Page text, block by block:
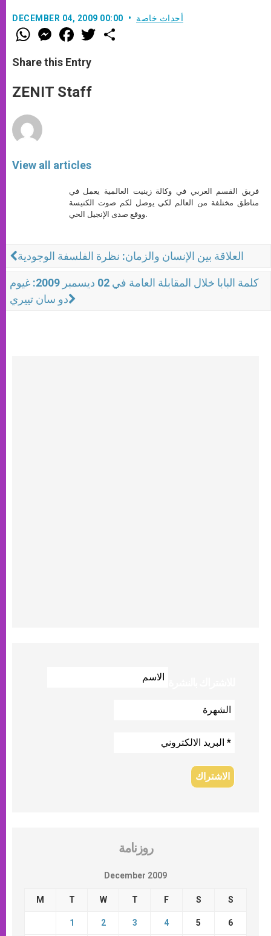
DECEMBER 04, 2009 00:00 أحداث خاصة
W
h
t
s
p
p
M
e
s
e
g
e
F
a
e
b
o
k
w
Share this Entry
ZENIT Staff
View all articles
فريق القسم العربي في وكالة زينيت العالمية يعمل في
مناطق مختلفة من العالم لكي يوصل لكم صوت الكنيسة
ووقع صدى الإنجيل الحي.
العلاقة بين الإنسان والزمان: نظرة الفلسفة الوجودية
كلمة البابا خلال المقابلة العامة في 02 ديسمبر 2009: غيوم
دو سان تييري
روزنامة
December 2009
M T W T F S S
1 2 3 4 5 6